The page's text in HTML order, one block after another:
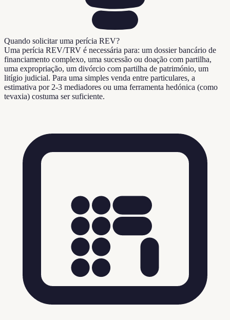
Quando solicitar uma perícia REV?
Uma perícia REV/TRV é necessária para: um dossier bancário de
financiamento complexo, uma sucessão ou doação com partilha,
uma expropriação, um divórcio com partilha de património, um
litígio judicial. Para uma simples venda entre particulares, a
estimativa por 2-3 mediadores ou uma ferramenta hedónica (como
tevaxia) costuma ser suficiente.